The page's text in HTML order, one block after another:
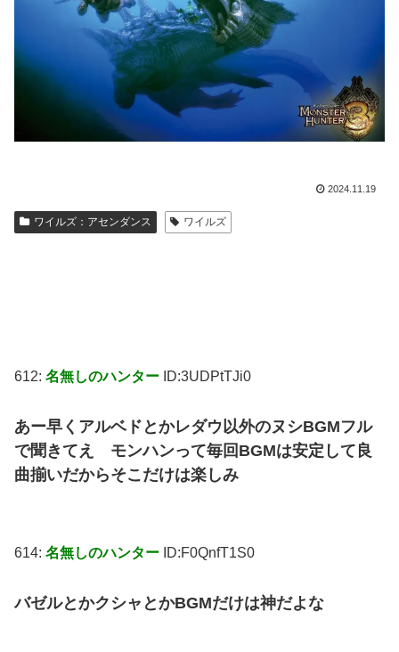
2024.11.19
ワイルズ：アセンダンス ワイルズ
612: 名無しのハンター ID:3UDPtTJi0
あー早くアルベドとかレダウ以外のヌシBGMフル
で聞きてえ モンハンって毎回BGMは安定して良
曲揃いだからそこだけは楽しみ
614: 名無しのハンター ID:F0QnfT1S0
バゼルとかクシャとかBGMだけは神だよな